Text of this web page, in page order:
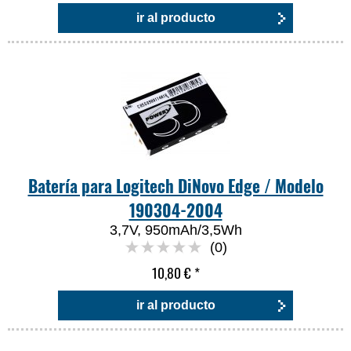
ir al producto
Batería para Logitech DiNovo Edge / Modelo
190304-2004
3,7V, 950mAh/3,5Wh
(0)
10,80 €*
ir al producto